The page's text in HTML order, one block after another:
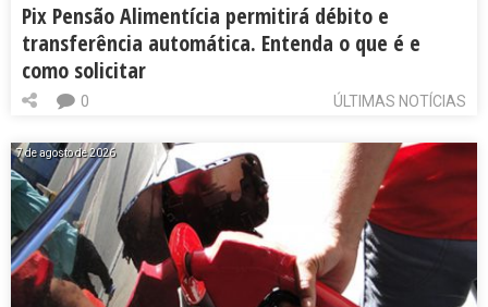
Pix Pensão Alimentícia permitirá débito e
transferência automática. Entenda o que é e
como solicitar
ÚLTIMAS NOTÍCIAS
0
7 de agosto de 2026